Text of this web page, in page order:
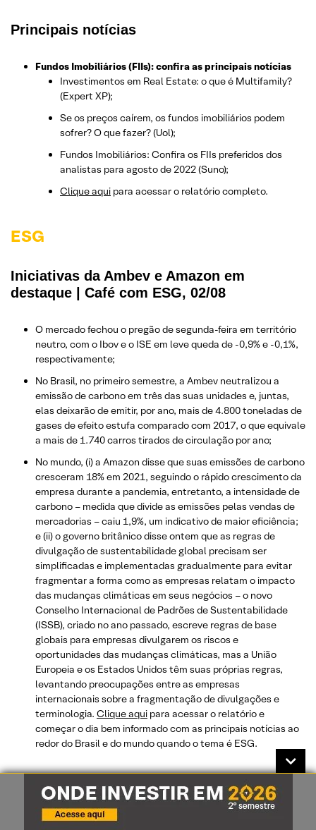
Principais notícias
Fundos Imobiliários (FIIs): confira as principais notícias
Investimentos em Real Estate: o que é Multifamily?
(Expert XP);
Se os preços caírem, os fundos imobiliários podem
sofrer? O que fazer? (Uol);
Fundos Imobiliários: Confira os FIIs preferidos dos
analistas para agosto de 2022 (Suno);
Clique aqui para acessar o relatório completo.
ESG
Iniciativas da Ambev e Amazon em
destaque | Café com ESG, 02/08
O mercado fechou o pregão de segunda-feira em território
neutro, com o Ibov e o ISE em leve queda de -0,9% e -0,1%,
respectivamente;
No Brasil, no primeiro semestre, a Ambev neutralizou a
emissão de carbono em três das suas unidades e, juntas,
elas deixarão de emitir, por ano, mais de 4.800 toneladas de
gases de efeito estufa comparado com 2017, o que equivale
a mais de 1.740 carros tirados de circulação por ano;
No mundo, (i) a Amazon disse que suas emissões de carbono
cresceram 18% em 2021, seguindo o rápido crescimento da
empresa durante a pandemia, entretanto, a intensidade de
carbono – medida que divide as emissões pelas vendas de
mercadorias – caiu 1,9%, um indicativo de maior eficiência;
e (ii) o governo britânico disse ontem que as regras de
divulgação de sustentabilidade global precisam ser
simplificadas e implementadas gradualmente para evitar
fragmentar a forma como as empresas relatam o impacto
das mudanças climáticas em seus negócios – o novo
Conselho Internacional de Padrões de Sustentabilidade
(ISSB), criado no ano passado, escreve regras de base
globais para empresas divulgarem os riscos e
oportunidades das mudanças climáticas, mas a União
Europeia e os Estados Unidos têm suas próprias regras,
levantando preocupações entre as empresas
internacionais sobre a fragmentação de divulgações e
terminologia. Clique aqui para acessar o relatório e
começar o dia bem informado com as principais notícias ao
redor do Brasil e do mundo quando o tema é ESG.